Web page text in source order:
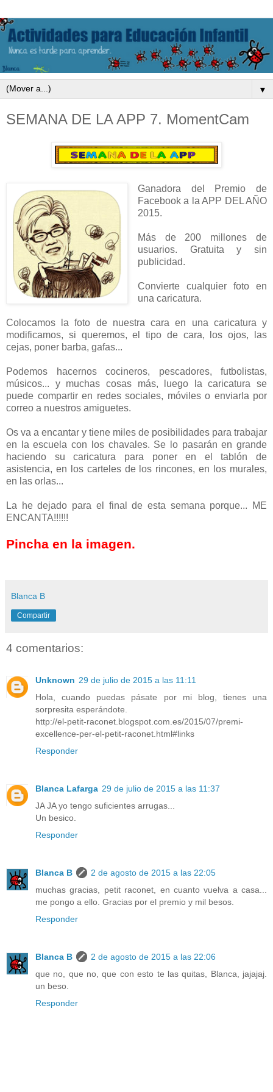
▼
SEMANA DE LA APP 7. MomentCam
Ganadora del Premio de
Facebook a la APP DEL AÑO
2015.
Más de 200 millones de
usuarios. Gratuita y sin
publicidad.
Convierte cualquier foto en
una caricatura.
Colocamos la foto de nuestra cara en una caricatura y
modificamos, si queremos, el tipo de cara, los ojos, las
cejas, poner barba, gafas...
Podemos hacernos cocineros, pescadores, futbolistas,
músicos... y muchas cosas más, luego la caricatura se
puede compartir en redes sociales, móviles o enviarla por
correo a nuestros amiguetes.
Os va a encantar y tiene miles de posibilidades para trabajar
en la escuela con los chavales. Se lo pasarán en grande
haciendo su caricatura para poner en el tablón de
asistencia, en los carteles de los rincones, en los murales,
en las orlas...
La he dejado para el final de esta semana porque... ME
ENCANTA!!!!!!
Pincha en la imagen.
Blanca B
Compartir
4 comentarios:
Unknown 29 de julio de 2015 a las 11:11
Hola, cuando puedas pásate por mi blog, tienes una
sorpresita esperándote.
http://el-petit-raconet.blogspot.com.es/2015/07/premi-
excellence-per-el-petit-raconet.html#links
Responder
Blanca Lafarga 29 de julio de 2015 a las 11:37
JA JA yo tengo suficientes arrugas...
Un besico.
Responder
Blanca B
2 de agosto de 2015 a las 22:05
muchas gracias, petit raconet, en cuanto vuelva a casa...
me pongo a ello. Gracias por el premio y mil besos.
Responder
Blanca B
2 de agosto de 2015 a las 22:06
que no, que no, que con esto te las quitas, Blanca, jajajaj.
un beso.
Responder